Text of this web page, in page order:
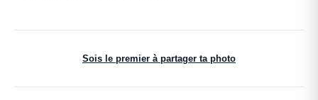
Sois le premier à partager ta photo